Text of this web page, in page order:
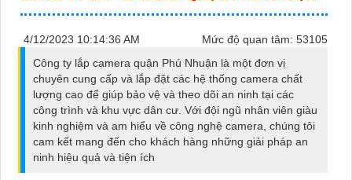
4/12/2023 10:14:36 AM
Mức độ quan tâm: 53105
Công ty lắp camera quận Phú Nhuận là một đơn vị
chuyên cung cấp và lắp đặt các hệ thống camera chất
lượng cao để giúp bảo vệ và theo dõi an ninh tại các
công trình và khu vực dân cư. Với đội ngũ nhân viên giàu
kinh nghiệm và am hiểu về công nghệ camera, chúng tôi
cam kết mang đến cho khách hàng những giải pháp an
ninh hiệu quả và tiện ích